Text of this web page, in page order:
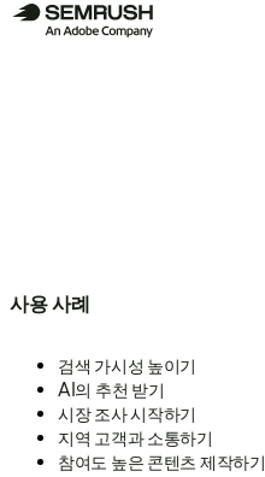
사용 사례
검색 가시성 높이기
AI의 추천 받기
시장 조사 시작하기
지역 고객과 소통하기
참여도 높은 콘텐츠 제작하기